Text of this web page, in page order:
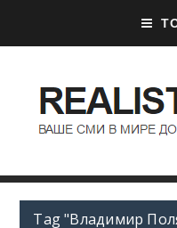
Tag "Владимир